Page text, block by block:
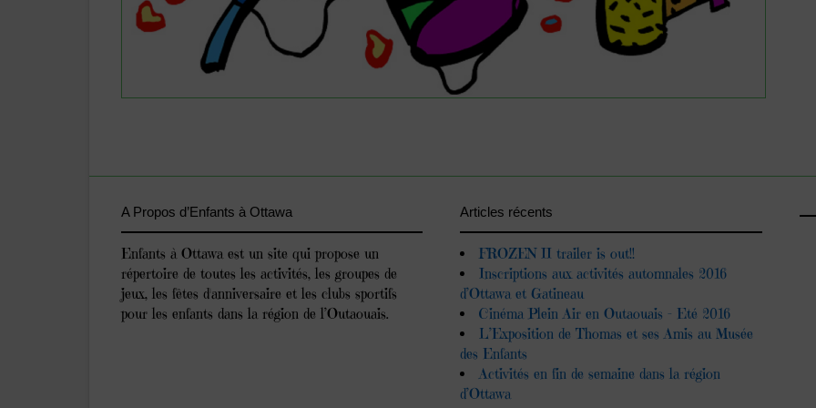
A Propos d’Enfants à Ottawa
Enfants à Ottawa est un site qui propose un
répertoire de toutes les activités, les groupes de
jeux, les fêtes d'anniversaire et les clubs sportifs
pour les enfants dans la région de l’Outaouais.
Articles récents
FROZEN II trailer is out!!
Inscriptions aux activités automnales 2016
d’Ottawa et Gatineau
Cinéma Plein Air en Outaouais – Eté 2016
L’Exposition de Thomas et ses Amis au Musée
des Enfants
Activités en fin de semaine dans la région
d’Ottawa